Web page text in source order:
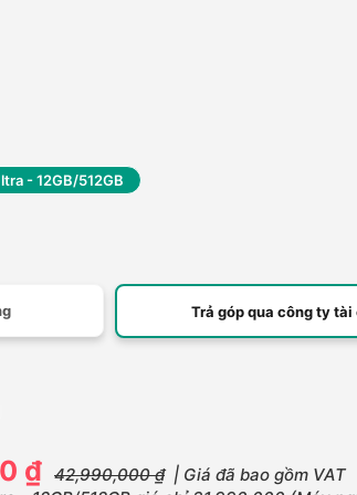
- 12GB/512GB
Trả góp qua công ty tài
₫ 42,990,000 ₫ | Giá đã bao gồm VAT